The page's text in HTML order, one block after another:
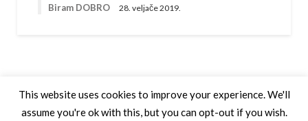
Biram DOBRO 28. veljače 2019.
This website uses cookies to improve your experience. We'll
assume you're ok with this, but you can opt-out if you wish.